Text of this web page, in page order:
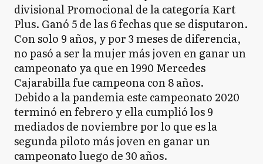
divisional Promocional de la categoría Kart
Plus. Ganó 5 de las 6 fechas que se disputaron.
Con solo 9 años, y por 3 meses de diferencia,
no pasó a ser la mujer más joven en ganar un
campeonato ya que en 1990 Mercedes
Cajarabilla fue campeona con 8 años.
Debido a la pandemia este campeonato 2020
terminó en febrero y ella cumplió los 9
mediados de noviembre por lo que es la
segunda piloto más joven en ganar un
campeonato luego de 30 años.